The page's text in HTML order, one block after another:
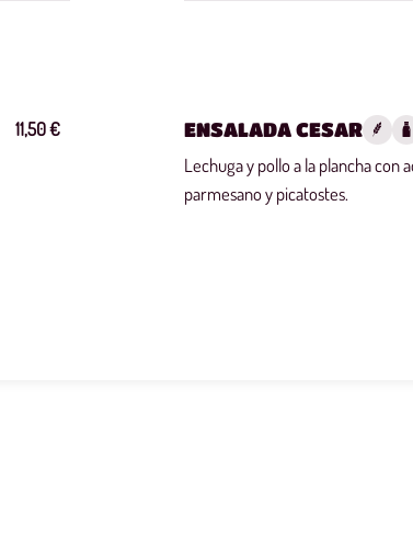
11,50 € ENSALADA CESAR
Lechuga y pollo a la plancha con
parmesano y picatostes.